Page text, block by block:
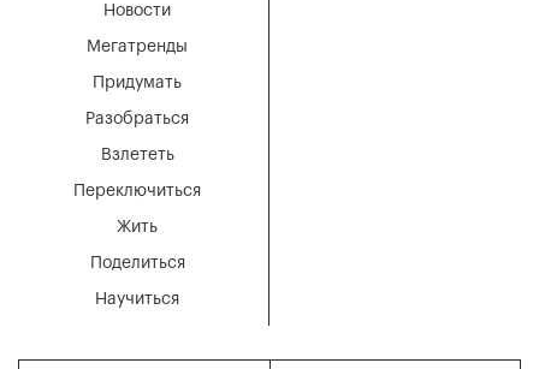
Мегатренды
Придумать
Разобраться
Взлететь
Новости
Переключиться
Жить
Поделиться
Научиться